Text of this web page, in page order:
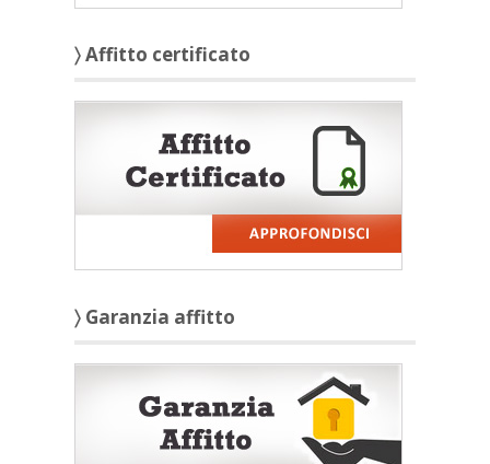
〉 Affitto certificato
〉 Garanzia affitto